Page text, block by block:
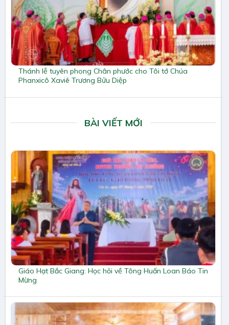
Thánh lễ tuyên phong Chân phước cho Tôi tớ Chúa
Phanxicô Xaviê Trương Bửu Diệp
BÀI VIẾT MỚI
Giáo Hạt Bắc Giang: Học hỏi về Tông Huấn Loan Báo Tin
Mừng